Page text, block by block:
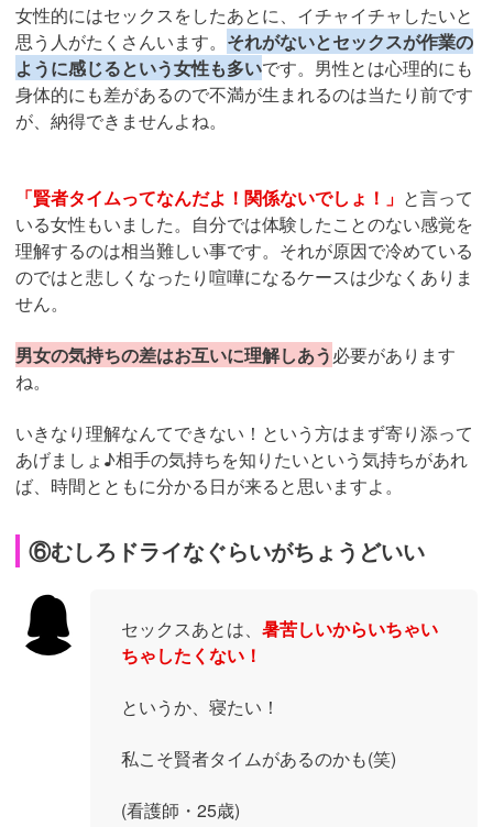
女性的にはセックスをしたあとに、イチャイチャしたいと
思う人がたくさんいます。 それがないとセックスが作業の
ように感じるという女性も多いです。男性とは心理的にも
身体的にも差があるので不満が生まれるのは当たり前です
が、納得できませんよね。
「賢者タイムってなんだよ！関係ないでしょ！」 と言って
いる女性もいました。自分では体験したことのない感覚を
理解するのは相当難しい事です。それが原因で冷めている
のではと悲しくなったり喧嘩になるケースは少なくありま
せん。
男女の気持ちの差はお互いに理解しあう必要があります
ね。
いきなり理解なんてできない！という方はまず寄り添って
あげましょ♪相手の気持ちを知りたいという気持ちがあれ
ば、時間とともに分かる日が来ると思いますよ。
⑥むしろドライなぐらいがちょうどいい
セックスあとは、 暑苦しいからいちゃい
ちゃしたくない！
というか、寝たい！
私こそ賢者タイムがあるのかも(笑)
(看護師・25歳)